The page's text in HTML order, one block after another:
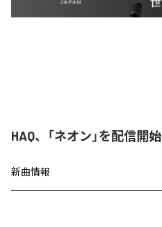
HAQ、「ネオン」を配信開始
新曲情報